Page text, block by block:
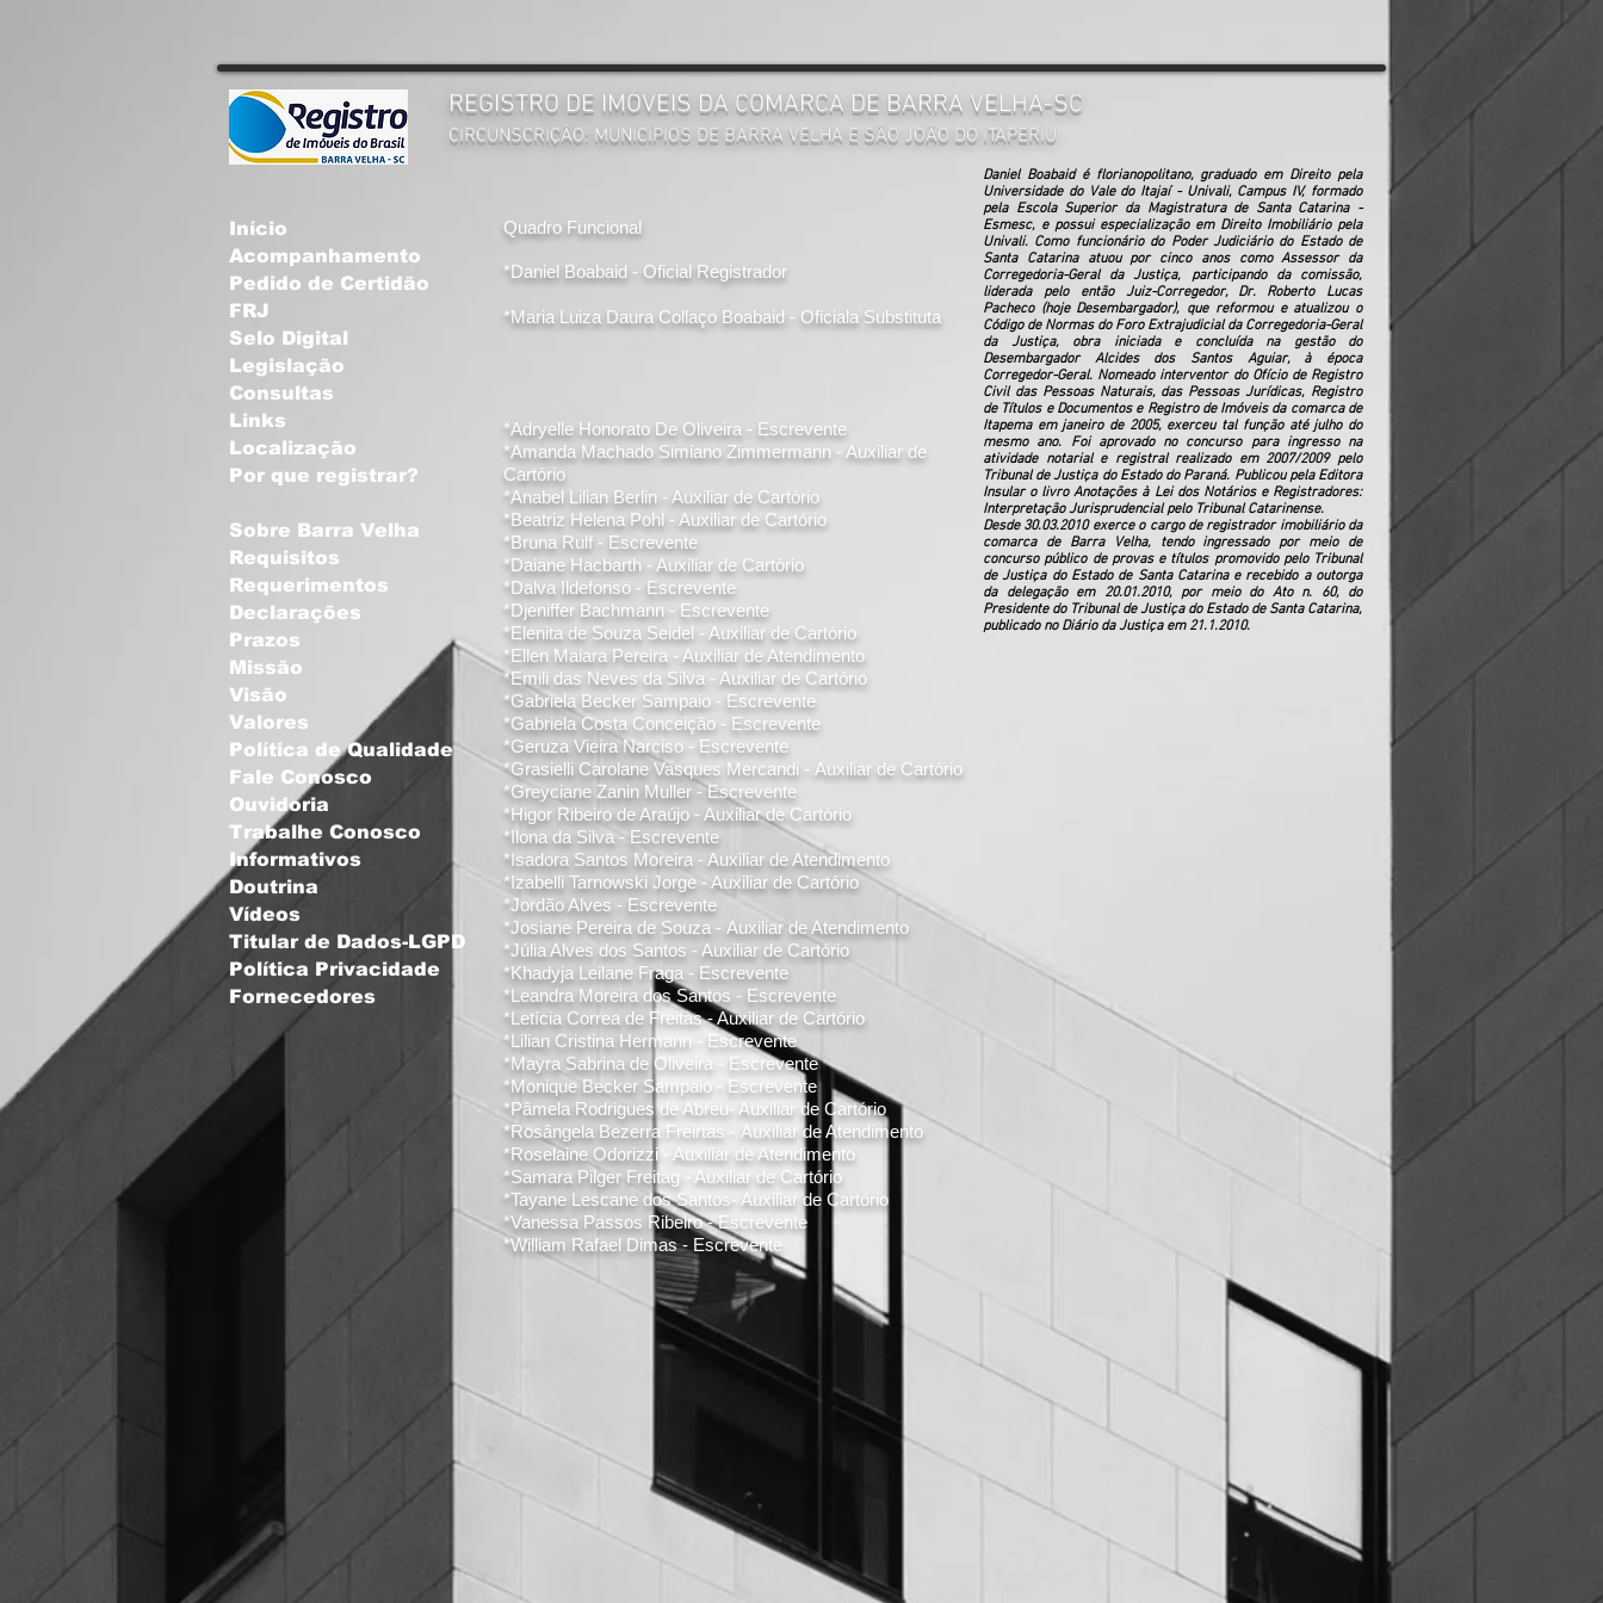
Quadro Funcional
*Daniel Boabaid - Oficial Registrador
*Maria Luiza Daura Collaço Boabaid - Oficiala Substituta
*Adryelle Honorato De Oliveira - Escrevente
*Amanda Machado Simiano Zimmermann - Auxiliar de
Cartório
*Anabel Lilian Berlin - Auxiliar de Cartório
*Beatriz Helena Pohl - Auxiliar de Cartório
*Bruna Rulf - Escrevente
*Daiane Hacbarth - Auxiliar de Cartório
*Dalva Ildefonso - Escrevente
*Djeniffer Bachmann - Escrevente
*Elenita de Souza Seidel - Auxiliar de Cartório
*Ellen Maiara Pereira - Auxiliar de Atendimento
*Emili das Neves da Silva - Auxiliar de Cartório
*Gabriela Becker Sampaio - Escrevente
*Gabriela Costa Conceição - Escrevente
*Geruza Vieira Narciso - Escrevente
*Grasielli Carolane Vasques Mercandi - Auxiliar de Cartório
*Greyciane Zanin Muller - Escrevente
*Higor Ribeiro de Araújo - Auxiliar de Cartório
*Ilona da Silva - Escrevente
*Isadora Santos Moreira - Auxiliar de Atendimento
*Izabelli Tarnowski Jorge - Auxiliar de Cartório
*Jordão Alves - Escrevente
*Josiane Pereira de Souza - Auxiliar de Atendimento
*Júlia Alves dos Santos - Auxiliar de Cartório
*Khadyja Leilane Fraga - Escrevente
*Leandra Moreira dos Santos - Escrevente
*Letícia Correa de Freitas - Auxiliar de Cartório
*Lilian Cristina Hermann - Escrevente
*Mayra Sabrina de Oliveira - Escrevente
*Monique Becker Sampaio - Escrevente
*Pâmela Rodrigues de Abreu- Auxiliar de Cartório
*Rosângela Bezerra Freirtas - Auxiliar de Atendimento
*Roselaine Odorizzi - Auxiliar de Atendimento
*Samara Pilger Freitag - Auxiliar de Cartório
*Tayane Lescane dos Santos- Auxiliar de Cartório
*Vanessa Passos Ribeiro -Escrevente
*William Rafael Dimas- Escrevente
Daniel Boabaid é florianopolitano, graduado em Direito pela
Universidade do Vale do Itajaí - Univali, Campus IV, formado
pela Escola Superior da Magistratura de Santa Catarina -
Esmesc, e possui especialização em Direito Imobiliário pela
Univali. Como funcionário do Poder Judiciário do Estado de
Santa Catarina atuou por cinco anos como Assessor da
Corregedoria-Geral da Justiça, participando da comissão,
liderada pelo então Juiz-Corregedor, Dr. Roberto Lucas
Pacheco (hoje Desembargador), que reformou e atualizou o
Código de Normas do Foro Extrajudicial da Corregedoria-Geral
da Justiça, obra iniciada e concluída na gestão do
Desembargador Alcides dos Santos Aguiar, à época
Corregedor-Geral. Nomeado interventor do Ofício de Registro
Civil das Pessoas Naturais, das Pessoas Jurídicas, Registro
de Títulos e Documentos e Registro de Imóveis da comarca de
Itapema em janeiro de 2005, exerceu tal função até julho do
mesmo ano. Foi aprovado no concurso para ingresso na
atividade notarial e registral realizado em 2007/2009 pelo
Tribunal de Justiça do Estado do Paraná. Publicou pela Editora
Insular o livro Anotações à Lei dos Notários e Registradores:
Interpretação Jurisprudencial pelo Tribunal Catarinense.
Desde 30.03.2010 exerce o cargo de registrador imobiliário da
comarca de Barra Velha, tendo ingressado por meio de
concurso público de provas e títulos promovido pelo Tribunal
de Justiça do Estado de Santa Catarina e recebido a outorga
da delegação em 20.01.2010, por meio do Ato n. 60, do
Presidente do Tribunal de Justiça do Estado de Santa Catarina,
publicado no Diário da Justiça em 21.1.2010.
REGISTRO DE IMÓVEIS DA COMARCA DE BARRA VELHA-SC
CIRCUNSCRIÇÃO: MUNICÍPIOS DE BARRA VELHA E SÃO JOÃO DO ITAPERIU
Início
Acompanhamento
Pedido de Certidão
FRJ
Selo Digital
Legislação
Consultas
Links
Localização
Por que registrar?
Sobre Barra Velha
Requisitos
Requerimentos
Declarações
Prazos
Missão
Visão
Valores
Política de Qualidade
Fale Conosco
Ouvidoria
Trabalhe Conosco
Informativos
Doutrina
Vídeos
Titular de Dados-LGPD
Política Privacidade
Fornecedores